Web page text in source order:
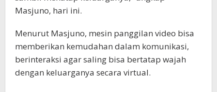
Masjuno, hari ini.
Menurut Masjuno, mesin panggilan video bisa
memberikan kemudahan dalam komunikasi,
berinteraksi agar saling bisa bertatap wajah
dengan keluarganya secara virtual.